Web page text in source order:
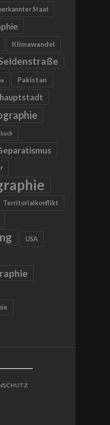
Staat
Klimawandel
Pakistan
Territorialkonflikt
USA